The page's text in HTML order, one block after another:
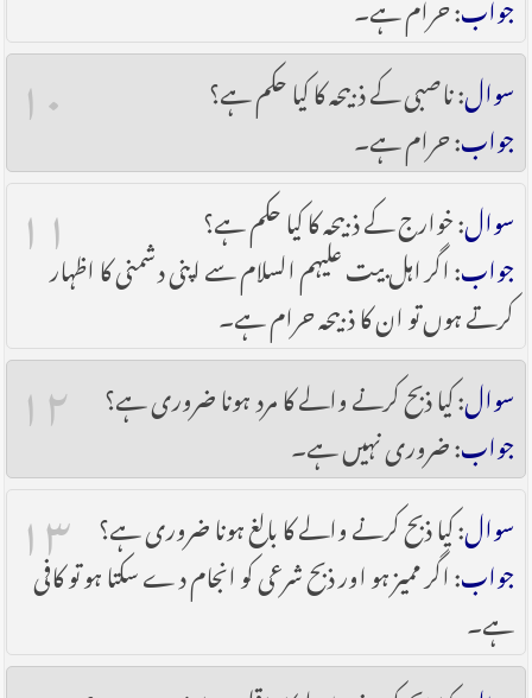
۱۰ سوال: ناصبی کے ذبیحہ کا کیا حکم ہے؟
جواب: حرام ہے۔
۱۱ سوال: خوارج کے ذبیحہ کا کیا حکم ہے؟
جواب: اگر اہل بیت علیہم السلام سے اپنی دشمنی کا اظہار
کرتے ہوں تو ان کا ذبیحہ حرام ہے۔
۱۲ سوال: کیا ذبح کرنے والے کا مرد ہونا ضروری ہے؟
جواب: ضروری نہیں ہے۔
۱۳ سوال: کیا ذبح کرنے والے کا بالغ ہونا ضروری ہے؟
جواب: اگر ممیز ہو اور ذبح شرعی کو انجام دے سکتا ہو تو کافی
ہے۔